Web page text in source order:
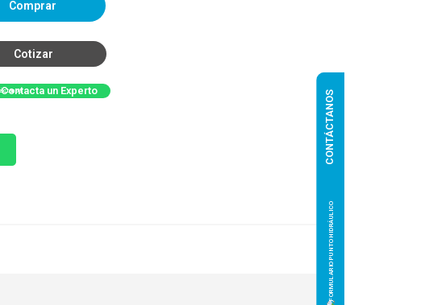
Comprar
Cotizar
Contacta un Experto CONTÁCTANOS